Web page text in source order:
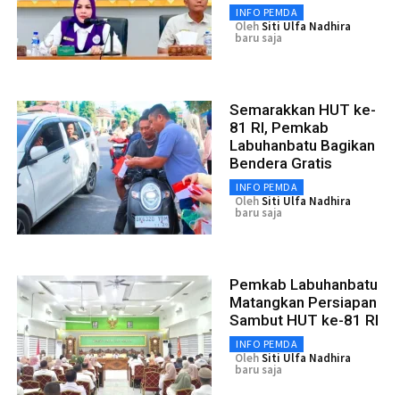
INFO PEMDA
OlehSiti Ulfa Nadhira
baru saja
Semarakkan HUT ke-
81 RI, Pemkab
Labuhanbatu Bagikan
Bendera Gratis
INFO PEMDA
OlehSiti Ulfa Nadhira
baru saja
Pemkab Labuhanbatu
Matangkan Persiapan
Sambut HUT ke-81 RI
INFO PEMDA
OlehSiti Ulfa Nadhira
baru saja